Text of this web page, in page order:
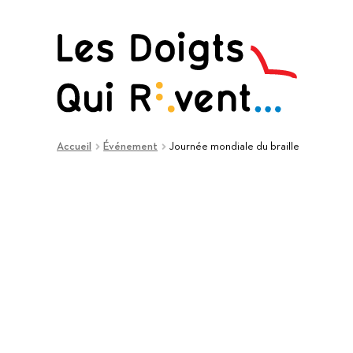
navigation
contenu
Accueil Événement Journée mondiale du braille